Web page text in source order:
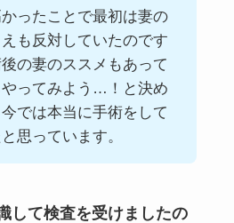
ったことで最初は妻の
も反対していたのです
の妻のススメもあって
ってみよう…！と決め
では本当に手術をして
思っています。
して検査を受けましたの